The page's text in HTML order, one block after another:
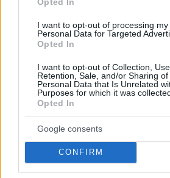
I want to opt-out of processing my
Personal Data for Targeted
Opted In
I want to opt-out of Collection, Use,
Retention, Sale, and/or Sharing of
Personal Data that Is Unrelated
Purposes for which it was
Opted In
Google consents
CONFIRM
ΤΙΤΛΟΣ
ΣΥΝΤΗΡΗΣΗΣ
ΕΞΟΠΛΙΣΜΟΥ